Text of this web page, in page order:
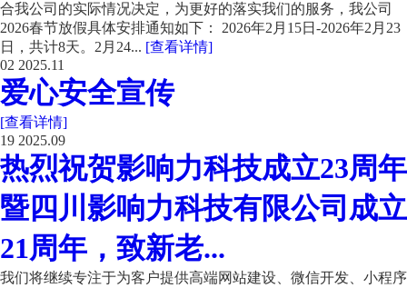
合我公司的实际情况决定，为更好的落实我们的服务，我公司
2026春节放假具体安排通知如下： 2026年2月15日-2026年2月23
日，共计8天。2月24... [查看详情]
02 2025.11
爱心安全宣传
[查看详情]
19 2025.09
热烈祝贺影响力科技成立23周年
暨四川影响力科技有限公司成立
21周年，致新老...
我们将继续专注于为客户提供高端网站建设、微信开发、小程序